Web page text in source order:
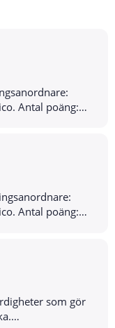
Antal poäng:
Antal poäng:
som gör